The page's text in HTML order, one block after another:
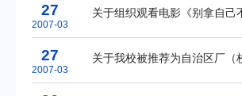
27
2007-03
27
2007-03